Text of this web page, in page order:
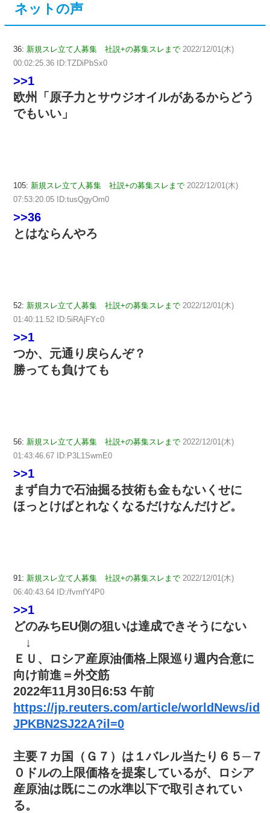
ネットの声
36: 新規スレ立て人募集 社説+の募集スレまで 2022/12/01(木)
00:02:25.36 ID:TZDiPbSx0
>>1
欧州「原子力とサウジオイルがあるからどう
でもいい」
105: 新規スレ立て人募集 社説+の募集スレまで 2022/12/01(木)
07:53:20.05 ID:tusQgyOm0
>>36
とはならんやろ
52: 新規スレ立て人募集 社説+の募集スレまで 2022/12/01(木)
01:40:11.52 ID:5iRAjFYc0
>>1
つか、元通り戻らんぞ？
勝っても負けても
56: 新規スレ立て人募集 社説+の募集スレまで 2022/12/01(木)
01:43:46.67 ID:P3L1SwmE0
>>1
まず自力で石油掘る技術も金もないくせに
ほっとけばとれなくなるだけなんだけど。
91: 新規スレ立て人募集 社説+の募集スレまで 2022/12/01(木)
06:40:43.64 ID:/fvmfY4P0
>>1
どのみちEU側の狙いは達成できそうにない
↓
ＥＵ、ロシア産原油価格上限巡り週内合意に
向け前進＝外交筋
2022年11月30日6:53 午前
https://jp.reuters.com/article/worldNews/id
JPKBN2SJ22A?il=0
主要７カ国（Ｇ７）は１バレル当たり６５─７
０ドルの上限価格を提案しているが、ロシア
産原油は既にこの水準以下で取引されてい
る。